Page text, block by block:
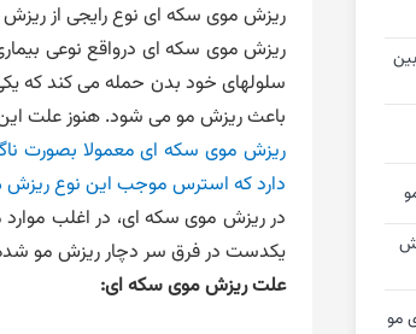
ریزش موی سکه ای نوع رایجی از
ریزش موی سکه ای درواقع نوعی
سلولهای خود بدن حمله می کند که
باعث ریزش مو می شود. هنوز علت
ریزش موی سکه ای معمولا بصورت
دارد که استرس موجب این نوع
در ریزش موی سکه ای، در اغلب
یکدست در فرق سر دچار ریزش مو
علت ریزش موی سکه ای:
مو